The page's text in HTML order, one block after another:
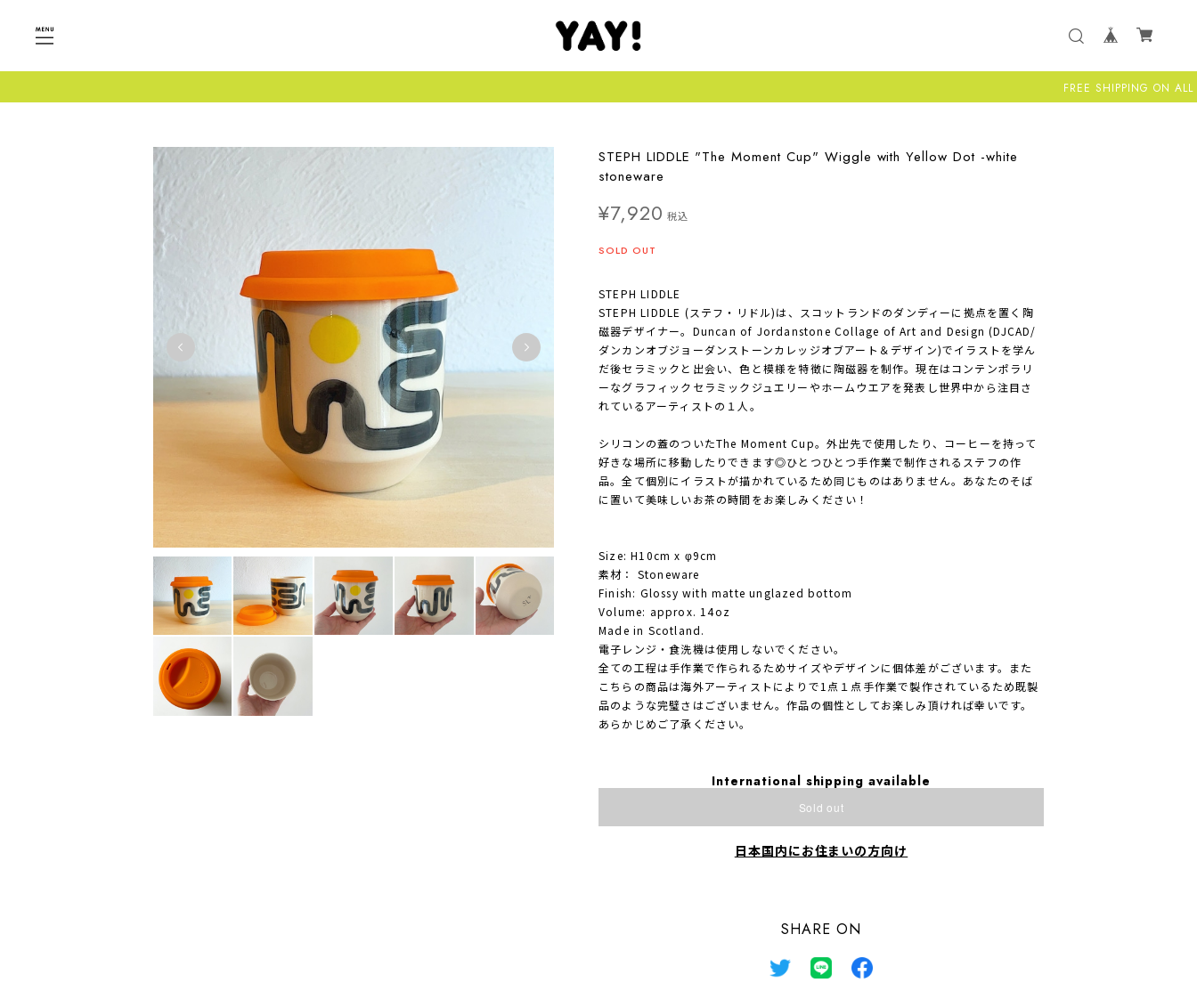
FREE SHIPPING ON ALL US
STEPH LIDDLE "The Moment Cup" Wiggle with Yellow Dot -white
stoneware
¥7,920 税込
SOLD OUT
STEPH LIDDLE
STEPH LIDDLE (ステフ・リドル)は、スコットランドのダンディーに拠点を置く陶
磁器デザイナー。Duncan of Jordanstone Collage of Art and Design (DJCAD/
ダンカンオブジョーダンストーンカレッジオブアート＆デザイン)でイラストを学ん
だ後セラミックと出会い、色と模様を特徴に陶磁器を制作。現在はコンテンポラリ
ーなグラフィックセラミックジュエリーやホームウエアを発表し世界中から注目さ
れているアーティストの１人。
シリコンの蓋のついたThe Moment Cup。外出先で使用したり、コーヒーを持って
好きな場所に移動したりできます◎ひとつひとつ手作業で制作されるステフの作
品。全て個別にイラストが描かれているため同じものはありません。あなたのそば
に置いて美味しいお茶の時間をお楽しみください！
Size: H10cm x φ9cm
素材： Stoneware
Finish: Glossy with matte unglazed bottom
Volume: approx. 14oz
Made in Scotland.
電子レンジ・食洗機は使用しないでください。
全ての工程は手作業で作られるためサイズやデザインに個体差がございます。また
こちらの商品は海外アーティストによりで1点１点手作業で製作されているため既製
品のような完璧さはございません。作品の個性としてお楽しみ頂ければ幸いです。
あらかじめご了承ください。
International shipping available
Sold out
日本国内にお住まいの方向け
SHARE ON